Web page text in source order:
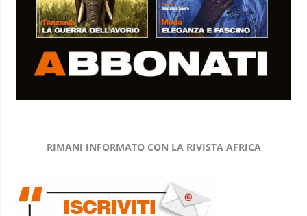
RIMANI INFORMATO CON LA RIVISTA AFRICA